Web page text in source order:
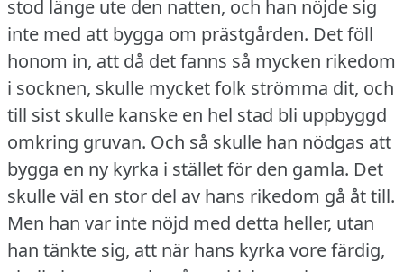
stod länge ute den natten, och han nöjde sig
inte med att bygga om prästgården. Det föll
honom in, att då det fanns så mycken rikedom
i socknen, skulle mycket folk strömma dit, och
till sist skulle kanske en hel stad bli uppbyggd
omkring gruvan. Och så skulle han nödgas att
bygga en ny kyrka i stället för den gamla. Det
skulle väl en stor del av hans rikedom gå åt till.
Men han var inte nöjd med detta heller, utan
han tänkte sig, att när hans kyrka vore färdig,